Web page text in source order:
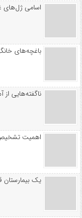
اسامی
باغچه‌های
ناگفته‌هایی از
اهمیت تشخیص
یک